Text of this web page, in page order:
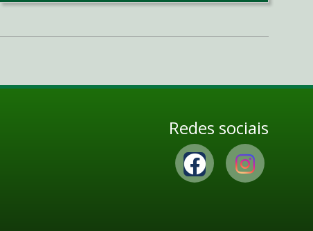
Redes sociais